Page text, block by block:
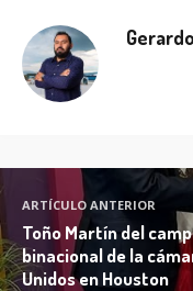
ARTÍCULO ANTERIOR
Toño Martín del
binacional de la
Unidos en Houston